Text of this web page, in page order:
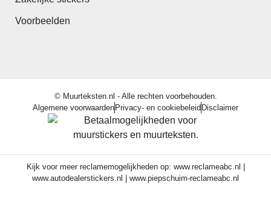
Voorbeelden
© Muurteksten.nl - Alle rechten voorbehouden.
Algemene voorwaarden Privacy- en cookiebeleid Disclaimer
Kijk voor meer reclamemogelijkheden op: www.reclameabc.nl
www.autodealerstickers.nl
www.piepschuim-reclameabc.nl